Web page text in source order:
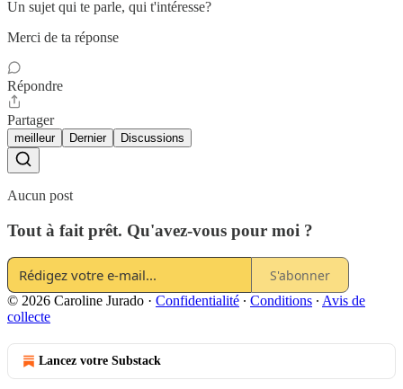
Un sujet qui te parle, qui t'intéresse?
Merci de ta réponse
Répondre
Partager
meilleur Dernier Discussions
Aucun post
Tout à fait prêt. Qu'avez-vous pour moi ?
S'abonner
© 2026 Caroline Jurado · Confidentialité ∙ Conditions ∙ Avis de
collecte
Lancez votre Substack